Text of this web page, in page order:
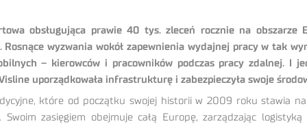
obsługująca prawie 40 tys. zleceń rocznie na obszarze
wyzwania wokół zapewnienia wydajnej pracy w tak
– kierowców i pracowników podczas pracy zdalnej. I
uporządkowała infrastrukturę i zabezpieczyła swoje
które od początku swojej historii w 2009 roku stawia
zasięgiem obejmuje całą Europę, zarządzając